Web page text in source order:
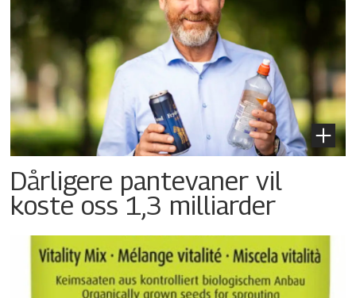
Dårligere pantevaner vil
koste oss 1,3 milliarder